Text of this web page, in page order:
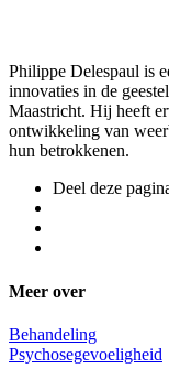
Philippe Delespaul is
innovaties in de
ontwikkeling van
hun betrokkenen.
Meer over